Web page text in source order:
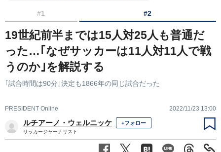
#1 #2
19世紀前半までは15人対25人も普通だ
った…｢なぜサッカーは11人対11人で戦
うのか｣を解説する
｢試合時間は90分｣決定も1866年の同じ試合だった
PRESIDENT Online 2022/11/23 13:00
ルチアーノ・ウェルニッケ +フォロー
サッカージャーナリスト